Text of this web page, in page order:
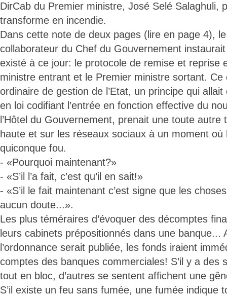
DirCab du Premier ministre, José Selé Salaghuli,
transforme en incendie.
Dans cette note de deux pages (lire en page 4),
collaborateur du Chef du Gouvernement instaurait
existé à ce jour: le protocole de remise et reprise
ministre entrant et le Premier ministre sortant. Ce
ordinaire de gestion de l’Etat, un principe qui
en loi codifiant l’entrée en fonction effective du
l’Hôtel du Gouvernement, prenait une toute autre
haute et sur les réseaux sociaux à un moment
quiconque fou.
- «Pourquoi maintenant?»
- «S’il l’a fait, c’est qu’il en sait!»
- «S’il le fait maintenant c’est signe que les
aucun doute...».
Les plus téméraires d’évoquer des décomptes
leurs cabinets prépositionnés dans une banque...
l’ordonnance serait publiée, les fonds iraient
comptes des banques commerciales! S’il y a des
tout en bloc, d’autres se sentent affichent une
S’il existe un feu sans fumée, une fumée indique